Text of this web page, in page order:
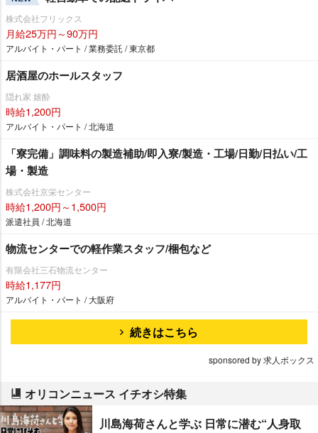
株式会社フリックス
月給25万円～90万円
アルバイト・パート / 業務委託 / 東京都
居酒屋のホールスタッフ
隠れ家 嬉酔
時給1,200円
アルバイト・パート / 北海道
「寮完備」調味料の製造補助/即入寮/製造・工場/日勤/日払い/工
場・製造
株式会社京栄センター
時給1,200円～1,500円
派遣社員 / 北海道
物流センターでの軽作業スタッフ/梱包など
有限会社三石物流センター
時給1,177円
アルバイト・パート / 大阪府
続きはこちら
sponsored by 求人ボックス
オリコンニュース イチオシ特集
川島海荷さんと学ぶ 日常に潜む“人身取